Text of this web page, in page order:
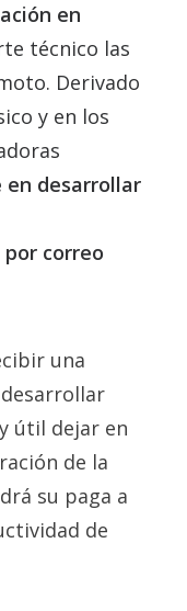
en
técnico las
Derivado
y en los
en desarrollar
correo
una
útil dejar en
de la
su paga a
de